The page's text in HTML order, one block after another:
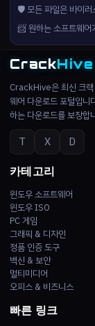
🛡️ 모든 파일은 바이러
📨 원하는 소프트웨어
CrackHive
CrackHive은 최신 크랙
웨어 다운로드 포털입니
하는 다운로드를 보장합
T X D
카테고리
윈도우 소프트웨어
윈도우 ISO
PC 게임
그래픽 & 디자인
정품 인증 도구
백신 & 보안
멀티미디어
오피스 & 비즈니스
빠른 링크